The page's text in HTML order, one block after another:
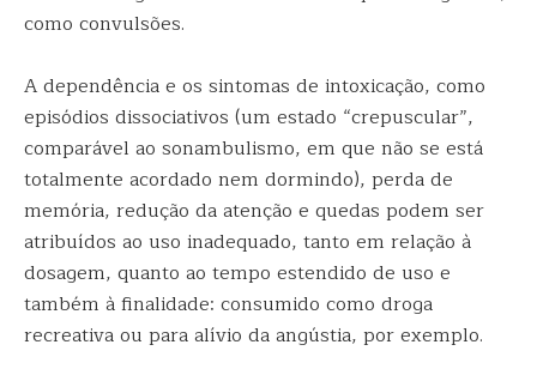
como convulsões.
A dependência e os sintomas de intoxicação, como
episódios dissociativos (um estado “crepuscular”,
comparável ao sonambulismo, em que não se está
totalmente acordado nem dormindo), perda de
memória, redução da atenção e quedas podem ser
atribuídos ao uso inadequado, tanto em relação à
dosagem, quanto ao tempo estendido de uso e
também à finalidade: consumido como droga
recreativa ou para alívio da angústia, por exemplo.